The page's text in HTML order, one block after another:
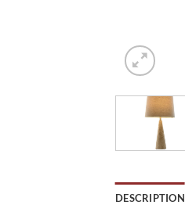
DESCRIPTION